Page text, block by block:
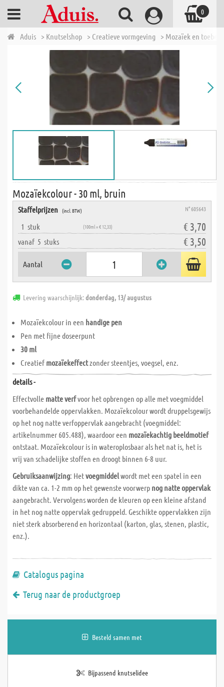
Aduis > Knutselshop > Creatieve vormgeving > Mozaïek en
Mozaïekcolour - 30 ml, bruin
Staffelprijzen (incl. BTW) N° 605643
1 stuk (100ml = € 12,33) € 3,70
vanaf 5 stuks € 3,50
Aantal
Levering waarschijnlijk:donderdag, 13/ augustus
Mozaïekcolour in een handige pen
Pen met fijne doseerpunt
30 ml
Creatief mozaïekeffectzonder steentjes, voegsel, enz.
details -
Effectvolle matte verfvoor het opbrengen op alle met voegmiddel
voorbehandelde oppervlakken. Mozaïekcolour wordt druppelsgewijs
op het nog natte verfoppervlak aangebracht (voegmiddel:
artikelnummer 605.488), waardoor een mozaïekachtig beeldmotief
ontstaat. Mozaïekcolour is in wateroplosbaar als het nat is, het is
vrij van schadelijke stoffen en droogt binnen 6-8 uur.
Gebruiksaanwijzing: Hetvoegmiddelwordt met een spatel in een
dikte van ca. 1-2 mm op het gewenste voorwerp nog natte oppervlak
aangebracht. Vervolgens worden de kleuren op een kleine afstand
in het nog natte oppervlak gedruppeld. Geschikte oppervlakken zijn
niet sterk absorberend en horizontaal (karton, glas, stenen, plastic,
enz.).
Catalogus pagina
Terug naar de productgroep
Besteld samen met
Bijpassend knutselidee
0